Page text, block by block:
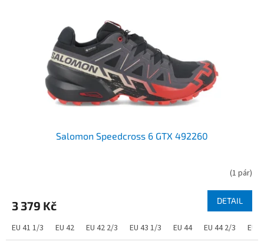
Salomon Speedcross 6 GTX 492260
(1 pár)
3 379 Kč DETAIL
EU 41 1/3 EU 42 EU 42 2/3 EU 43 1/3 EU 44 EU 44 2/3 EU